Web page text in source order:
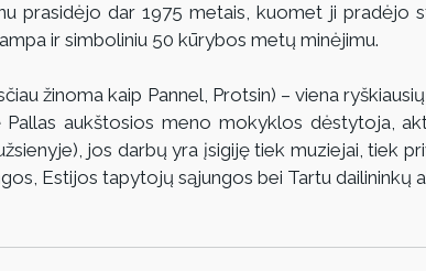
prasidėjo dar 1975 metais, kuomet ji pradėjo
ir simboliniu 50 kūrybos metų minėjimu.
žinoma kaip Pannel, Protsin) – viena
aukštosios meno mokyklos dėstytoja,
jos darbų yra įsigiję tiek muziejai, tiek
Estijos tapytojų sąjungos bei Tartu dailininkų